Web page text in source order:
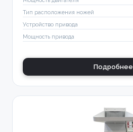
Тип расположения ножей
Устройство привода
Мощность привода
Подробнее